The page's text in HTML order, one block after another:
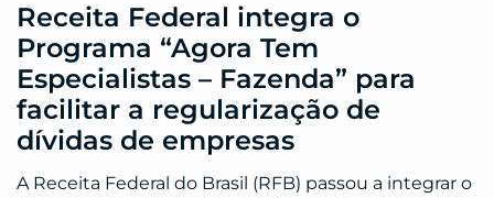
Receita Federal integra o
Programa “Agora Tem
Especialistas – Fazenda” para
facilitar a regularização de
dívidas de empresas
A Receita Federal do Brasil (RFB) passou a integrar o